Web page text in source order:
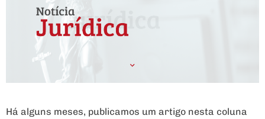
Há alguns meses, publicamos um artigo nesta coluna